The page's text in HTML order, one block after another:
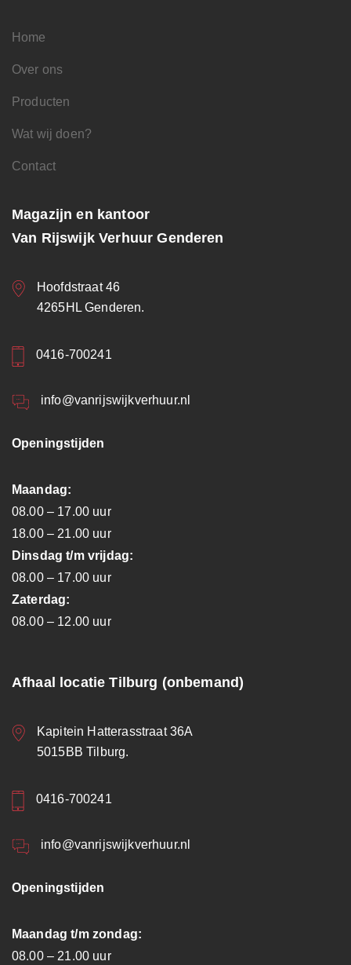
Home
Over ons
Producten
Wat wij doen?
Contact
Magazijn en kantoor
Van Rijswijk Verhuur Genderen
Hoofdstraat 46
4265HL Genderen.
0416-700241
info@vanrijswijkverhuur.nl
Openingstijden
Maandag:
08.00 – 17.00 uur
18.00 – 21.00 uur
Dinsdag t/m vrijdag:
08.00 – 17.00 uur
Zaterdag:
08.00 – 12.00 uur
Afhaal locatie Tilburg (onbemand)
Kapitein Hatterasstraat 36A
5015BB Tilburg.
0416-700241
info@vanrijswijkverhuur.nl
Openingstijden
Maandag t/m zondag:
08.00 – 21.00 uur